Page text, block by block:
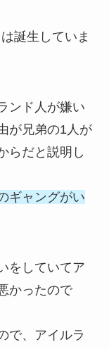
誕生していま
ンド人が嫌い
が兄弟の1人が
らだと説明し
ギャングがい
をしていてア
かったので
で、アイルラ